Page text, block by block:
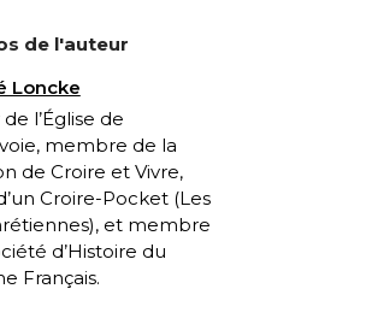
de l'auteur
Loncke
l’Église de
membre de la
de Croire et Vivre,
Croire-Pocket (Les
), et membre
d’Histoire du
Français.